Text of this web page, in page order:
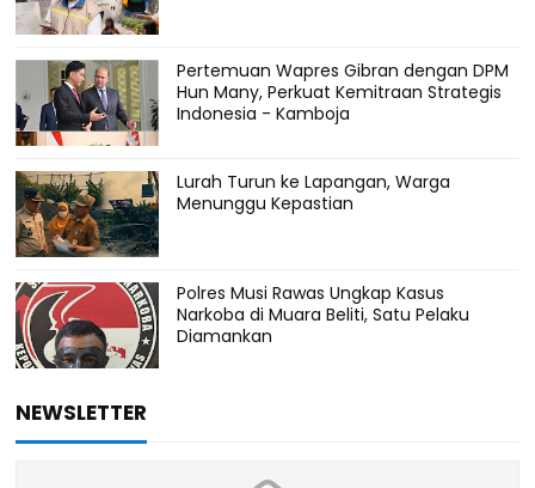
Pertemuan Wapres Gibran dengan DPM
Hun Many, Perkuat Kemitraan Strategis
Indonesia - Kamboja
Lurah Turun ke Lapangan, Warga
Menunggu Kepastian
Polres Musi Rawas Ungkap Kasus
Narkoba di Muara Beliti, Satu Pelaku
Diamankan
NEWSLETTER